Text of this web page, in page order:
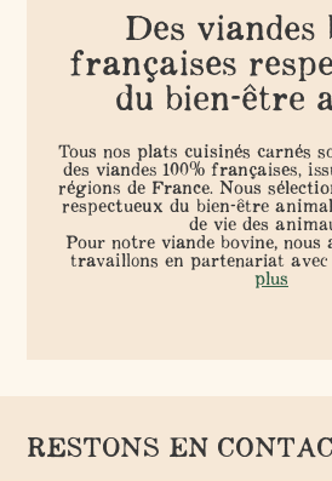
Des viandes
françaises
du bien-être
Tous nos plats cuisinés carnés
des viandes 100% françaises,
régions de France. Nous
respectueux du bien-être
de vie des
Pour notre viande bovine,
travaillons en partenariat avec
plus
RESTONS EN